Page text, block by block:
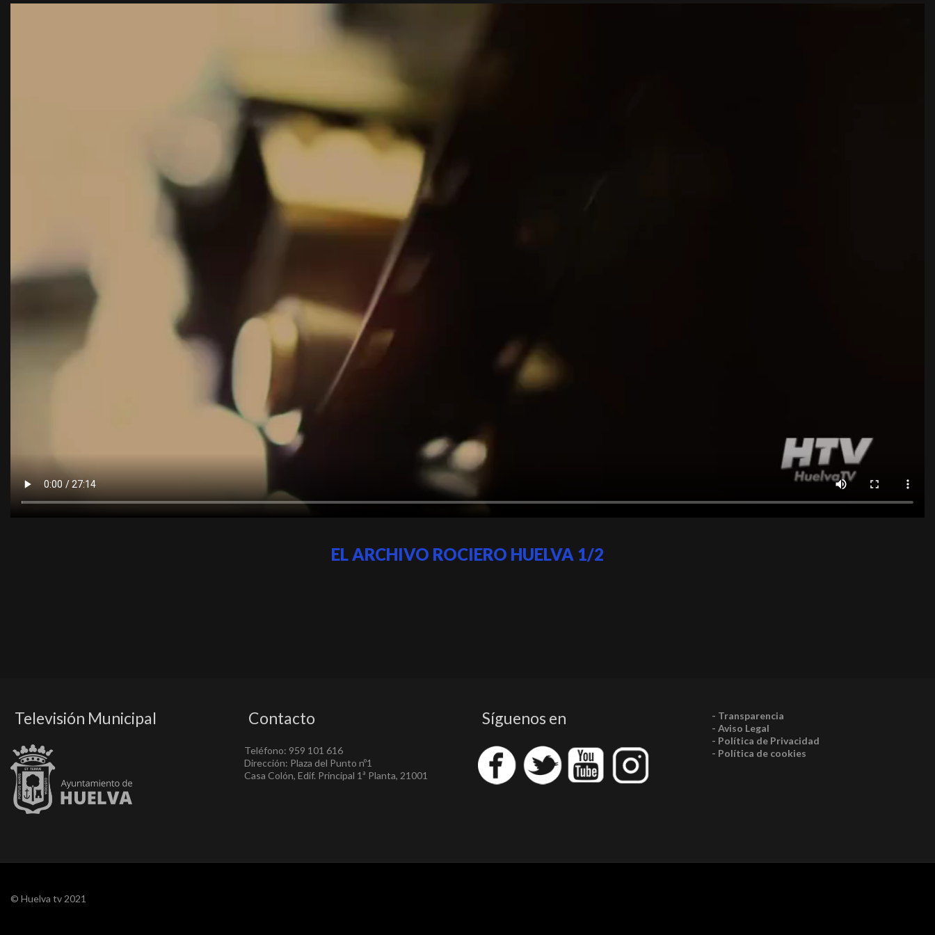
EL ARCHIVO ROCIERO HUELVA 1/2
Televisión Municipal Contacto
Teléfono: 959 101 616
Dirección: Plaza del Punto nº1
Casa Colón, Edif. Principal 1ª Planta, 21001
Síguenos en
- Transparencia
- Aviso Legal
- Política de Privacidad
- Política de cookies
© Huelva tv 2021